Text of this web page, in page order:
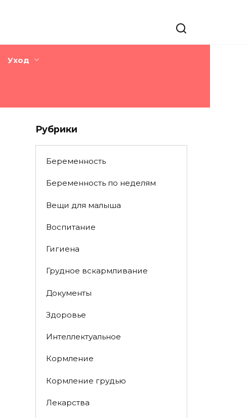
Уход
Рубрики
Беременность
Беременность по неделям
Вещи для малыша
Воспитание
Гигиена
Грудное вскармливание
Документы
Здоровье
Интеллектуальное
Кормление
Кормление грудью
Лекарства